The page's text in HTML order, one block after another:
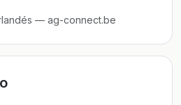
— ag-connect.be